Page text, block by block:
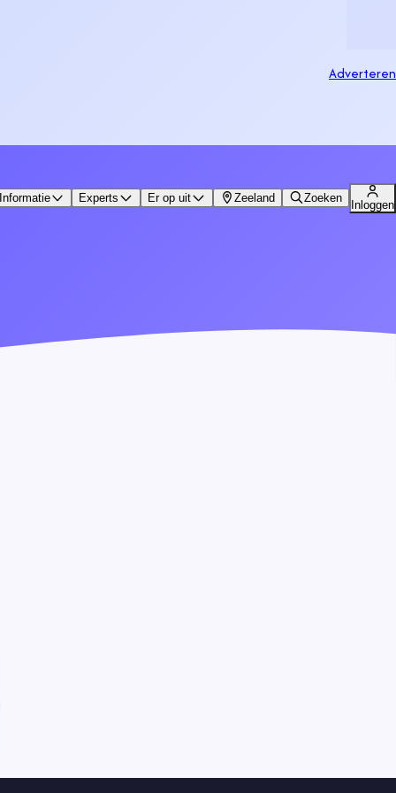
Adverteren
Informatie Experts Er op uit Zeeland Zoeken
Inloggen